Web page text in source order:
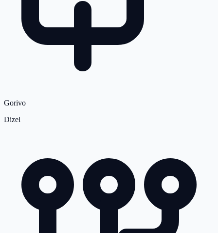
Gorivo
Dizel